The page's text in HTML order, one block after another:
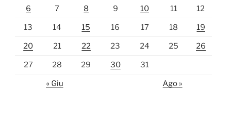
6 7 8 9 10 11 12
13 14 15 16 17 18 19
20 21 22 23 24 25 26
27 28 29 30 31
« Giu Ago »